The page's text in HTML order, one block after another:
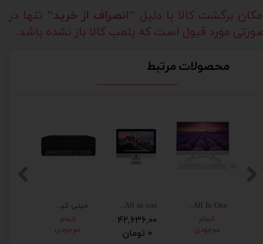
برگشت کالا با دلیل "انصراف از خرید" تنها در
مورد قبول است که پلمب کالا باز نشده باشد.
محصولات مرتبط
مینی کیس اچ پی HP PRODESK G7 i5-10th|16GB|256GB|2GB
اتمام
موجودی
All in one آل این وان ای مک مدل A1418
۴۲,۶۳۶,۰۰
۰ تومان
All In One اچ پی 22 اینچی مدل HP 200 G4 W3C
اتمام
موجودی